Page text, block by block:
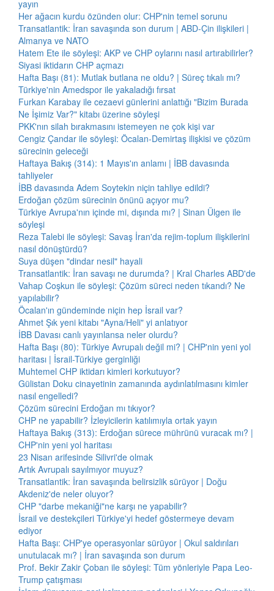
yayın
Her ağacın kurdu özünden olur: CHP'nin temel sorunu
Transatlantik: İran savaşında son durum | ABD-Çin ilişkileri |
Almanya ve NATO
Hatem Ete ile söyleşi: AKP ve CHP oylarını nasıl artırabilirler?
Siyasi iktidarın CHP açmazı
Hafta Başı (81): Mutlak butlana ne oldu? | Süreç tıkalı mı?
Türkiye'nin Amedspor ile yakaladığı fırsat
Furkan Karabay ile cezaevi günlerini anlattığı "Bizim Burada
Ne İşimiz Var?" kitabı üzerine söyleşi
PKK'nın silah bırakmasını istemeyen ne çok kişi var
Cengiz Çandar ile söyleşi: Öcalan-Demirtaş ilişkisi ve çözüm
sürecinin geleceği
Haftaya Bakış (314): 1 Mayıs'ın anlamı | İBB davasında
tahliyeler
İBB davasında Adem Soytekin niçin tahliye edildi?
Erdoğan çözüm sürecinin önünü açıyor mu?
Türkiye Avrupa'nın içinde mi, dışında mı? | Sinan Ülgen ile
söyleşi
Reza Talebi ile söyleşi: Savaş İran'da rejim-toplum ilişkilerini
nasıl dönüştürdü?
Suya düşen "dindar nesil" hayali
Transatlantik: İran savaşı ne durumda? | Kral Charles ABD'de
Vahap Coşkun ile söyleşi: Çözüm süreci neden tıkandı? Ne
yapılabilir?
Öcalan'ın gündeminde niçin hep İsrail var?
Ahmet Şık yeni kitabı "Ayna/Heli" yi anlatıyor
İBB Davası canlı yayınlansa neler olurdu?
Hafta Başı (80): Türkiye Avrupalı değil mi? | CHP'nin yeni yol
haritası | İsrail-Türkiye gerginliği
Muhtemel CHP iktidarı kimleri korkutuyor?
Gülistan Doku cinayetinin zamanında aydınlatılmasını kimler
nasıl engelledi?
Çözüm sürecini Erdoğan mı tıkıyor?
CHP ne yapabilir? İzleyicilerin katılımıyla ortak yayın
Haftaya Bakış (313): Erdoğan sürece mührünü vuracak mı? |
CHP'nin yeni yol haritası
23 Nisan arifesinde Silivri'de olmak
Artık Avrupalı sayılmıyor muyuz?
Transatlantik: İran savaşında belirsizlik sürüyor | Doğu
Akdeniz'de neler oluyor?
CHP "darbe mekaniği"ne karşı ne yapabilir?
İsrail ve destekçileri Türkiye'yi hedef göstermeye devam
ediyor
Hafta Başı: CHP'ye operasyonlar sürüyor | Okul saldırıları
unutulacak mı? | İran savaşında son durum
Prof. Bekir Zakir Çoban ile söyleşi: Tüm yönleriyle Papa Leo-
Trump çatışması